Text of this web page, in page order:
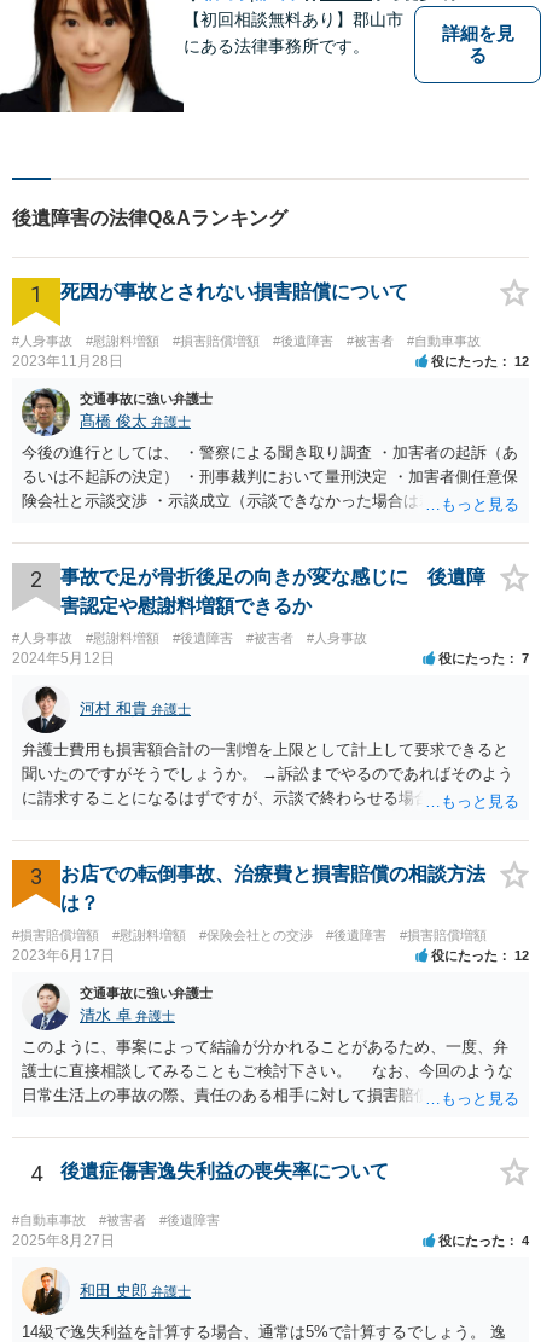
【初回相談無料あり】郡山市
にある法律事務所です。
詳細を見
る
後遺障害の法律Q&Aランキング
1 死因が事故とされない損害賠償について
#人身事故 #慰謝料増額 #損害賠償増額 #後遺障害 #被害者 #自動車事故
2023年11月28日 役にたった 12
交通事故に強い弁護士
髙橋 俊太 弁護士
今後の進行としては、 ・警察による聞き取り調査 ・加害者の起訴（あ
るいは不起訴の決定） ・刑事裁判において量刑決定 ・加害者側任意保
険会社と示談交渉 ・示談成立（示談できなかった場合は裁判） となり
加害者に対する処罰感情など尋ねられるはずですので、率直にお答え
になるとよいと思います。
2
事故で足が骨折後足の向きが変な感じに 後遺障
害認定や慰謝料増額できるか
#人身事故 #慰謝料増額 #後遺障害 #被害者 #人身事故
2024年5月12日 役にたった 7
河村 和貴 弁護士
弁護士費用も損害額合計の一割増を上限として計上して要求できると
聞いたのですがそうでしょうか。 →訴訟までやるのであればそのよう
に請求することになるはずですが、示談で終わらせる場合には、そこ
ならほとんど充足できるか多くが返ってくるイメージなので頼むのも
いいかなと思うのですが。 →LAC基準でもそうかもしれませんし、交
通事故事案ではより定額の費用としている法律事務所も多いように思
います。費用面も含めて、弁護士さんを検討してみるとよいかもしれ
ませんね。 かなり具体的な話も多くなっているので、法律事務所に問
い合わせてみるとよいと思います。
3
お店での転倒事故、治療費と損害賠償の相談方法
は？
#損害賠償増額 #慰謝料増額 #保険会社との交渉 #後遺障害 #損害賠償増額
2023年6月17日 役にたった 12
交通事故に強い弁護士
清水 卓 弁護士
このように、事案によって結論が分かれることがあるため、一度、弁
護士に直接相談してみることもご検討下さい。 なお、今回のような
日常生活上の事故の際、責任のある相手に対して損害賠償請求する際
す（ご自宅の火災保険や自動車の任意保険等を確認してみて下さい。
加入したつもりがなくても、確認してみたら付いていたということが
4 後遺症傷害逸失利益の喪失率について
#自動車事故 #被害者 #後遺障害
2025年8月27日 役にたった 4
和田 史郎 弁護士
14級で逸失利益を計算する場合、通常は5%で計算するでしょう。 逸